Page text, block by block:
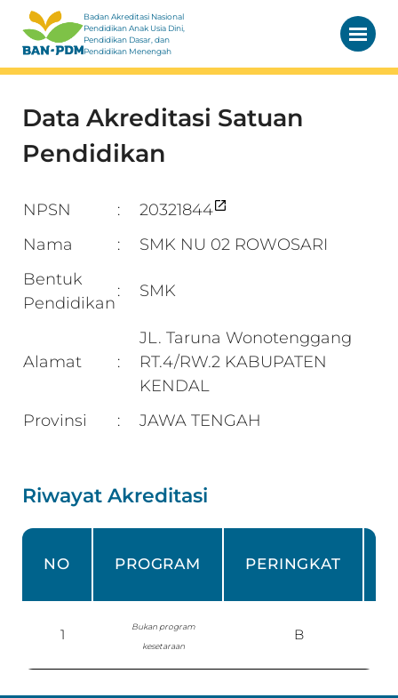
Badan Akreditasi Nasional
Pendidikan Anak Usia Dini,
Pendidikan Dasar, dan
Pendidikan Menengah
Data Akreditasi Satuan
Pendidikan
NPSN :
20321844
Nama
:
SMK NU 02 ROWOSARI
Bentuk
Pendidikan
: SMK
Alamat :
JL. Taruna Wonotenggang
RT.4/RW.2 KABUPATEN
KENDAL
Provinsi
: JAWA TENGAH
Riwayat Akreditasi
NO PROGRAM PERINGKAT
1
Bukan program
kesetaraan
B